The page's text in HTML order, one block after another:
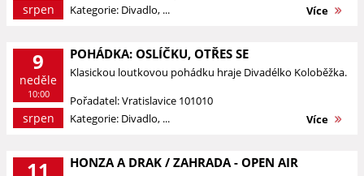
srpen
Kategorie: Divadlo, ...
Více
9
neděle
10:00
srpen
POHÁDKA: OSLÍČKU, OTŘES SE
Klasickou loutkovou pohádku hraje Divadélko Koloběžka.
Pořadatel: Vratislavice 101010
Kategorie: Divadlo, ...
Více
11 HONZA A DRAK / ZAHRADA - OPEN AIR